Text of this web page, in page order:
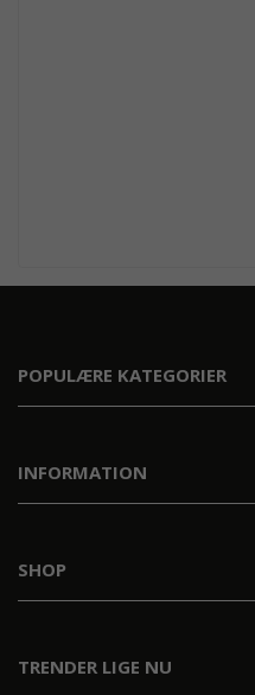
POPULÆRE KATEGORIER
INFORMATION
TRENDER LIGE NU
SHOP